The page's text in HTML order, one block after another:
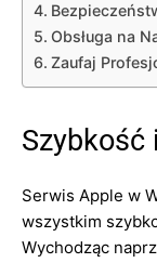
Obsługa na
Zaufaj
Szybkość
Serwis Apple w
wszystkim
Wychodząc